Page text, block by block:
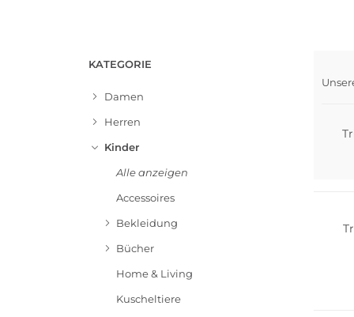
KATEGORIE
Damen
Herren
Kinder
Alle anzeigen
Accessoires
Bekleidung
Bücher
Home & Living
Kuscheltiere